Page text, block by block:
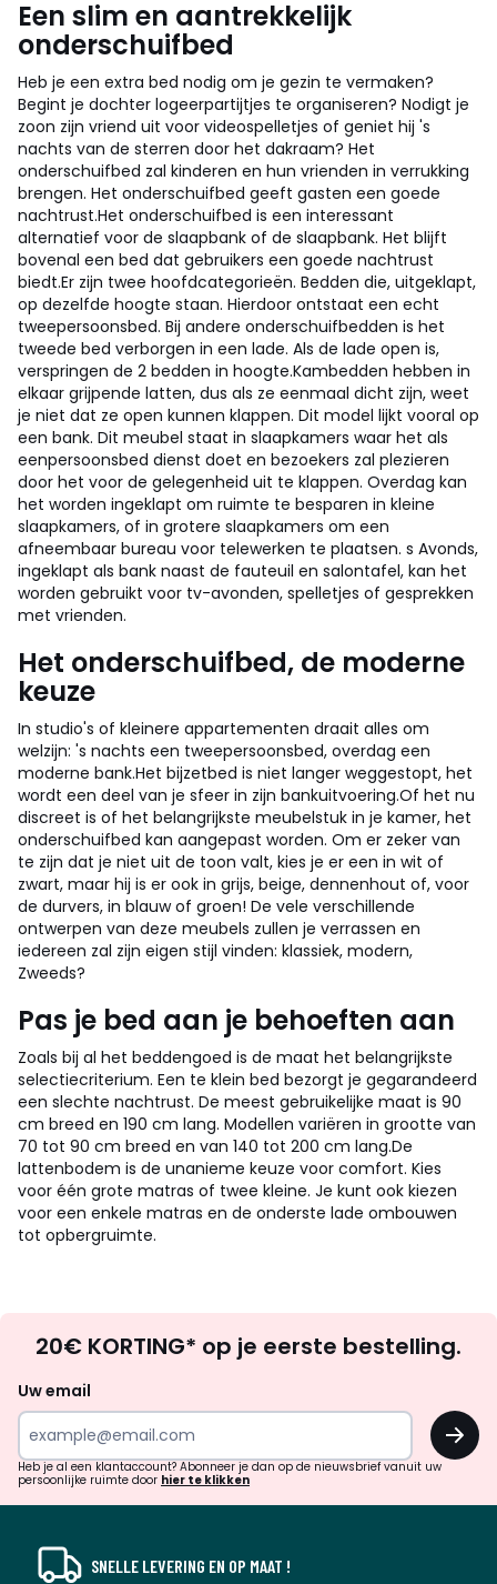
Een slim en aantrekkelijk
onderschuifbed
Heb je een extra bed nodig om je gezin te vermaken?
Begint je dochter logeerpartijtjes te organiseren? Nodigt je
zoon zijn vriend uit voor videospelletjes of geniet hij 's
nachts van de sterren door het dakraam? Het
onderschuifbed zal kinderen en hun vrienden in verrukking
brengen. Het onderschuifbed geeft gasten een goede
nachtrust.Het onderschuifbed is een interessant
alternatief voor de slaapbank of de slaapbank. Het blijft
bovenal een bed dat gebruikers een goede nachtrust
biedt.Er zijn twee hoofdcategorieën. Bedden die, uitgeklapt,
op dezelfde hoogte staan. Hierdoor ontstaat een echt
tweepersoonsbed. Bij andere onderschuifbedden is het
tweede bed verborgen in een lade. Als de lade open is,
verspringen de 2 bedden in hoogte.Kambedden hebben in
elkaar grijpende latten, dus als ze eenmaal dicht zijn, weet
je niet dat ze open kunnen klappen. Dit model lijkt vooral op
een bank. Dit meubel staat in slaapkamers waar het als
eenpersoonsbed dienst doet en bezoekers zal plezieren
door het voor de gelegenheid uit te klappen. Overdag kan
het worden ingeklapt om ruimte te besparen in kleine
slaapkamers, of in grotere slaapkamers om een
afneembaar bureau voor telewerken te plaatsen. s Avonds,
ingeklapt als bank naast de fauteuil en salontafel, kan het
worden gebruikt voor tv-avonden, spelletjes of gesprekken
met vrienden.
Het onderschuifbed, de moderne
keuze
In studio's of kleinere appartementen draait alles om
welzijn: 's nachts een tweepersoonsbed, overdag een
moderne bank.Het bijzetbed is niet langer weggestopt, het
wordt een deel van je sfeer in zijn bankuitvoering.Of het nu
discreet is of het belangrijkste meubelstuk in je kamer, het
onderschuifbed kan aangepast worden. Om er zeker van
te zijn dat je niet uit de toon valt, kies je er een in wit of
zwart, maar hij is er ook in grijs, beige, dennenhout of, voor
de durvers, in blauw of groen! De vele verschillende
ontwerpen van deze meubels zullen je verrassen en
iedereen zal zijn eigen stijl vinden: klassiek, modern,
Zweeds?
Pas je bed aan je behoeften aan
Zoals bij al het beddengoed is de maat het belangrijkste
selectiecriterium. Een te klein bed bezorgt je gegarandeerd
een slechte nachtrust. De meest gebruikelijke maat is 90
cm breed en 190 cm lang. Modellen variëren in grootte van
70 tot 90 cm breed en van 140 tot 200 cm lang.De
lattenbodem is de unanieme keuze voor comfort. Kies
voor één grote matras of twee kleine. Je kunt ook kiezen
voor een enkele matras en de onderste lade ombouwen
tot opbergruimte.
zoek
inspiratie
verrassingen?
20€ KORTING* op je eerste bestelling.
Uw email
OK
Heb je al een klantaccount? Abonneer je dan op de nieuwsbrief vanuit uw
persoonlijke ruimte door hier te klikken
SNELLE LEVERING EN OP MAAT !